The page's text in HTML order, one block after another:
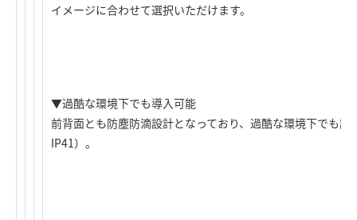
イメージに合わせて選択いただけます。
▼過酷な環境下でも導入可能
前背面とも防塵防滴設計となっており、過酷な環境下でも
IP41）。